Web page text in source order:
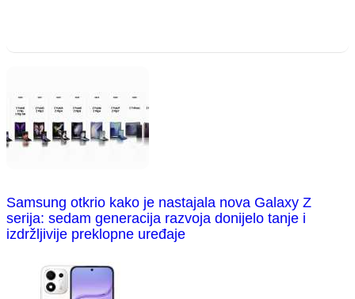
Samsung otkrio kako je nastajala nova Galaxy Z
serija: sedam generacija razvoja donijelo tanje i
izdržljivije preklopne uređaje